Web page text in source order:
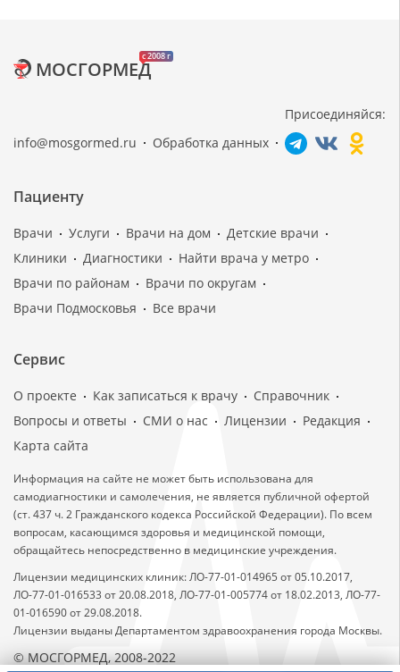
c 2008 г
МОСГОРМЕД
info@mosgormed.ru Обработка данных
Присоединяйся:
Пациенту
Врачи Услуги Врачи на дом
Детские врачи
Клиники
Диагностики
Найти врача у метро
Врачи по районам
Врачи по округам
Врачи Подмосковья
Все врачи
Сервис
О проекте Как записаться к врачу
Справочник
Вопросы и ответы
СМИ о нас Лицензии
Редакция
Карта сайта
Информация на сайте не может быть использована для
самодиагностики и самолечения, не является публичной офертой
(ст. 437 ч. 2 Гражданского кодекса Российской Федерации). По всем
вопросам, касающимся здоровья и медицинской помощи,
обращайтесь непосредственно в медицинские учреждения.
Лицензии медицинских клиник: ЛО-77-01-014965 от 05.10.2017,
ЛО-77-01-016533 от 20.08.2018, ЛО-77-01-005774 от 18.02.2013, ЛО-77-
01-016590 от 29.08.2018.
Лицензии выданы Департаментом здравоохранения города Москвы.
© МОСГОРМЕД, 2008-2022